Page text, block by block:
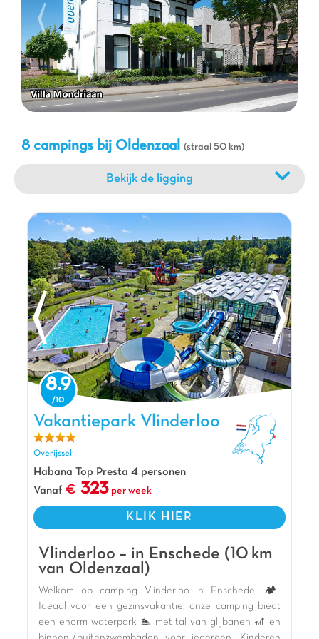
geschiedenisliefhebbers is de Plechelmusbasiliek in Oldenzaal
een must-see. Families zullen ook de pretparken en
dierentuinen op korte rijafstand waarderen. Na een dag vol
ontdekkingen is er niets fijner dan terugkeren naar het comfort
van uwstacaravanof campingplaats van Capfun, om samen
te genieten van een goede maaltijd en de avonturen van de
bij Oldenzaal.
8 campings bij Oldenzaal (straal 50 km)
Vakantiepark Vlinderloo, Vakantiepark Overijssel
8.9
Vakantiepark Vlinderloo
Overijssel
Habana Top Presta 4 personen
Vanaf
323 per week
KLIK HIER
Vlinderloo – in Enschede (10 km
van Oldenzaal)
Welkom op camping Vlinderloo in Enschede! 🏕️
Ideaal voor een gezinsvakantie, onze camping biedt
een enorm waterpark 🏊 met tal van glijbanen 🎢 en
Bekijk de ligging